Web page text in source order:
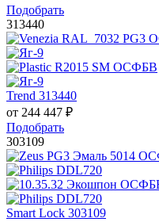
Подобрать
313440
Trend 313440
от 244 447 ₽
Подобрать
303109
Smart Lock 303109